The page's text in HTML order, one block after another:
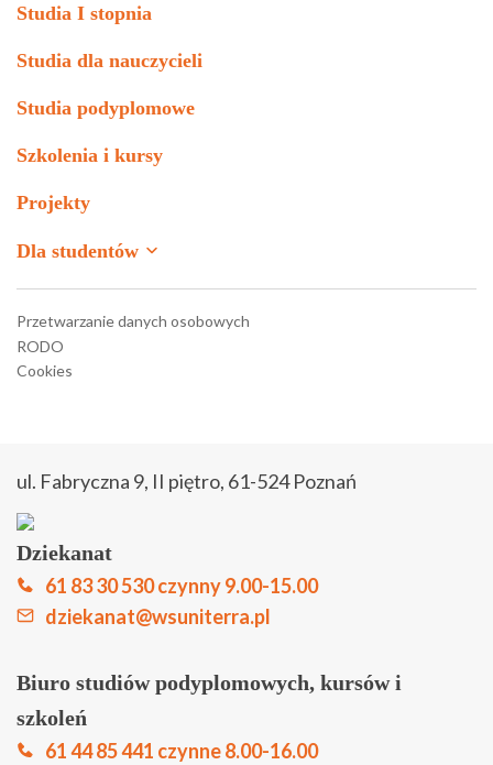
Przetwarzanie danych osobowych
RODO
Cookies
Studia I stopnia
Studia dla nauczycieli
Studia podyplomowe
Szkolenia i kursy
Projekty
Dla studentów
Moodle – stara wersja
Biuletyn Informacji Publicznej
Kontakt
ul. Fabryczna 9, II piętro, 61-524 Poznań
Dziekanat
61 83 30 530 czynny 9.00-15.00
dziekanat@wsuniterra.pl
Biuro studiów podyplomowych, kursów i
szkoleń
61 44 85 441 czynne 8.00-16.00